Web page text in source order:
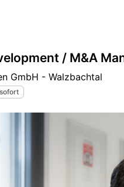
/ M&A
GmbH - Walzbachtal